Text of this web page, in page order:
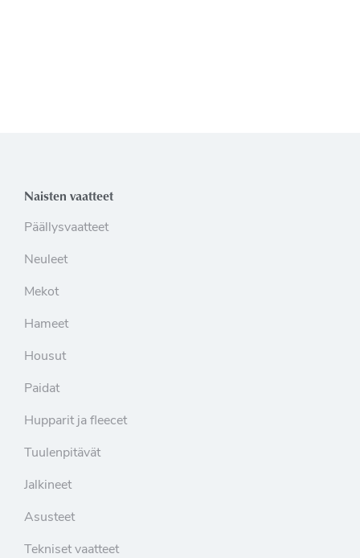
Naisten vaatteet
Päällysvaatteet
Neuleet
Mekot
Hameet
Housut
Paidat
Hupparit ja fleecet
Tuulenpitävät
Jalkineet
Asusteet
Tekniset vaatteet